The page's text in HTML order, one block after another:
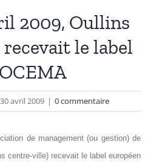
2009, Oullins
le label
30 avril 2009 | 0 commentaire
de management (ou gestion) de
centre-ville) recevait le label européen